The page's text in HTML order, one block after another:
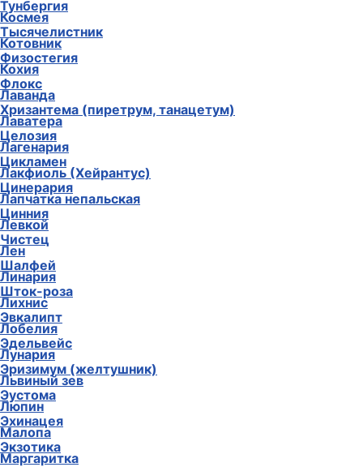
Тунбергия
Тысячелистник
Физостегия
Флокс
Хризантема (пиретрум, танацетум)
Целозия
Цикламен
Цинерария
Цинния
Чистец
Шалфей
Шток-роза
Эвкалипт
Эдельвейс
Эризимум (желтушник)
Эустома
Эхинацея
Экзотика
Космея
Котовник
Кохия
Лаванда
Лаватера
Лагенария
Лакфиоль (Хейрантус)
Лапчатка непальская
Левкой
Лен
Линария
Лихнис
Лобелия
Лунария
Львиный зев
Люпин
Малопа
Маргаритка